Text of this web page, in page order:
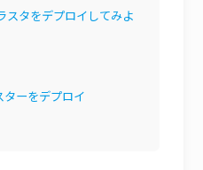
タをデプロイしてみよ
ーをデプロイ